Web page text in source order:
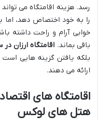
رسد. هزینه اقامتگاه می
را به خود اختصاص دهد، اما
خوابی آرام و راحت داشته
باقی بماند. اقامتگاه ارزان در
بلکه یافتن گزینه هایی است
ارائه می دهند.
اقامتگاه های
هتل های لوکس